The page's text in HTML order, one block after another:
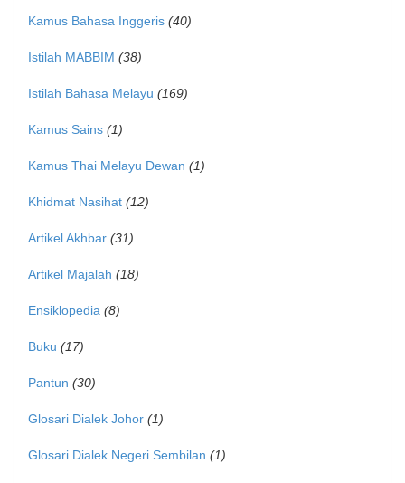
Kamus Bahasa Inggeris (40)
Istilah MABBIM (38)
Istilah Bahasa Melayu (169)
Kamus Sains (1)
Kamus Thai Melayu Dewan (1)
Khidmat Nasihat (12)
Artikel Akhbar (31)
Artikel Majalah (18)
Ensiklopedia (8)
Buku (17)
Pantun (30)
Glosari Dialek Johor (1)
Glosari Dialek Negeri Sembilan (1)